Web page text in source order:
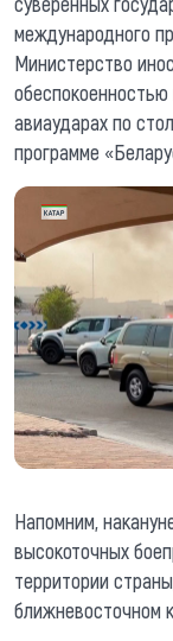
международного
Министерство
авиаударах по
программе
Напомним,
высокоточных
территории
ближневосточном